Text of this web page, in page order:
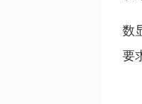
数
要